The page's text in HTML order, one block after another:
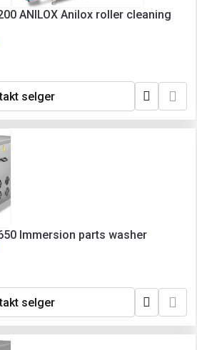
ANILOX Anilox roller cleaning
selger
Immersion parts washer
selger